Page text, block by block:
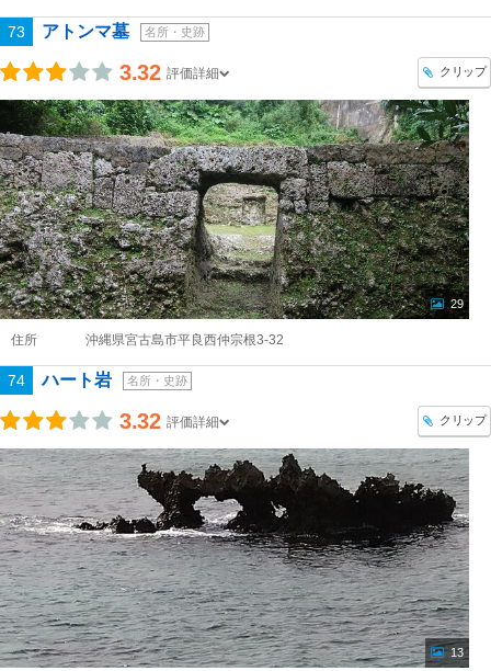
73 アトンマ墓 名所・史跡
3.32 評価詳細 クリップ
29
住所 沖縄県宮古島市平良西仲宗根3-32
74 ハート岩 名所・史跡
3.32 評価詳細 クリップ
13